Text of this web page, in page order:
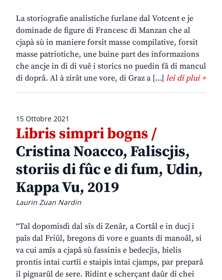
La storiografie analistiche furlane dal Votcent e je
dominade de figure di Francesc di Manzan che al
cjapà sù in maniere forsit masse compilative, forsit
masse patriotiche, une buine part des informazions
che ancje in dì di vuê i storics no puedin fâ di mancul
di doprâ. Al à zirât une vore, di Graz a […] lei di plui +
15 Ottobre 2021
Libris simpri bogns /
Cristina Noacco, Faliscjis,
storiis di fûc e di fum, Udin,
Kappa Vu, 2019
Laurin Zuan Nardin
“Tal dopomisdì dal sîs di Zenâr, a Cortâl e in ducj i
paîs dal Friûl, bregons di vore e guants di manoâl, si
va cui amîs a cjapâ sù fassinis e bedecjis, bielis
prontis intai curtîi e staipis intai cjamps, par preparâ
il pignarûl de sere. Ridint e scherçant daûr di chei